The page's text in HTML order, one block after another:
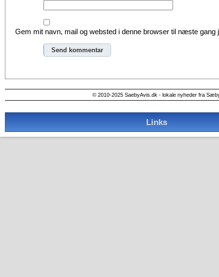
Gem mit navn, mail og websted i denne browser til næste gang
© 2010-2025 SaebyAvis.dk - lokale nyheder fra
Links